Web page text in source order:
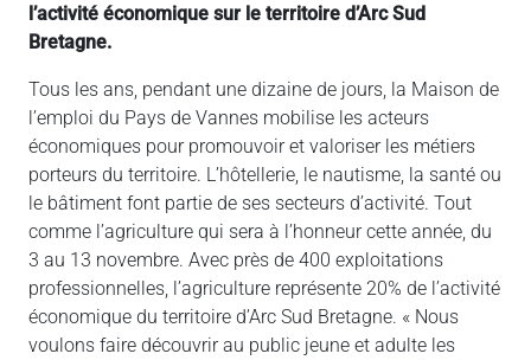
l’activité économique sur le territoire d’Arc Sud
Bretagne.
Tous les ans, pendant une dizaine de jours, la Maison de
l’emploi du Pays de Vannes mobilise les acteurs
économiques pour promouvoir et valoriser les métiers
porteurs du territoire. L’hôtellerie, le nautisme, la santé ou
le bâtiment font partie de ses secteurs d’activité. Tout
comme l’agriculture qui sera à l’honneur cette année, du
3 au 13 novembre. Avec près de 400 exploitations
professionnelles, l’agriculture représente 20% de l’activité
économique du territoire d’Arc Sud Bretagne. « Nous
voulons faire découvrir au public jeune et adulte les